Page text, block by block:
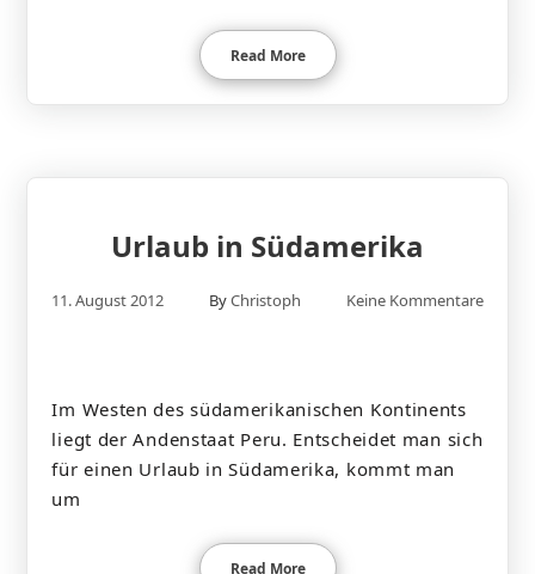
Read More
Urlaub in Südamerika
11. August 2012 ByChristoph Keine Kommentare
Im Westen des südamerikanischen Kontinents
liegt der Andenstaat Peru. Entscheidet man sich
für einen Urlaub in Südamerika, kommt man
um
Read More